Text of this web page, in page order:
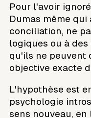
Pour l'avoir
Dumas même qui
conciliation, ne
logiques ou à
qu'ils ne peuvent
objective exacte
L'hypothèse est
psychologie
sens nouveau,